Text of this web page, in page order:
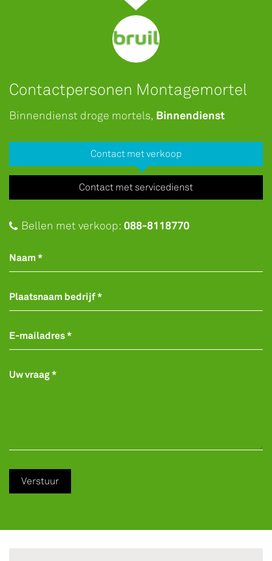
Contactpersonen Montagemortel
Binnendienst droge mortels, Binnendienst
Contact met verkoop
Contact met servicedienst
Bellen met verkoop: 088-8118770
Naam *
Plaatsnaam bedrijf *
E-mailadres *
Uw vraag *
Verstuur